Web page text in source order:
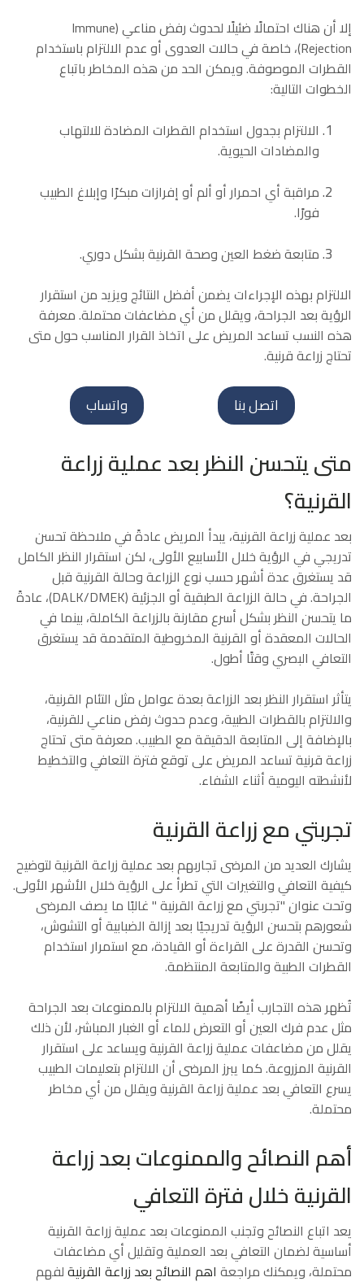
إلا أن هناك احتمالًا ضئيلًا لحدوث رفض مناعي (Immune
Rejection)، خاصة في حالات العدوى أو عدم الالتزام باستخدام
القطرات الموصوفة. ويمكن الحد من هذه المخاطر باتباع
الخطوات التالية:
الالتزام بجدول استخدام القطرات المضادة للالتهاب
والمضادات الحيوية.
مراقبة أي احمرار أو ألم أو إفرازات مبكرًا وإبلاغ الطبيب
فورًا.
متابعة ضغط العين وصحة القرنية بشكل دوري.
الالتزام بهذه الإجراءات يضمن أفضل النتائج ويزيد من استقرار
الرؤية بعد الجراحة، ويقلل من أي مضاعفات محتملة. معرفة
هذه النسب تساعد المريض على اتخاذ القرار المناسب حول متى
تحتاج زراعة قرنية.
اتصل بنا واتساب
متى يتحسن النظر بعد عملية زراعة
القرنية؟
بعد عملية زراعة القرنية، يبدأ المريض عادةً في ملاحظة تحسن
تدريجي في الرؤية خلال الأسابيع الأولى، لكن استقرار النظر الكامل
قد يستغرق عدة أشهر حسب نوع الزراعة وحالة القرنية قبل
الجراحة. في حالة الزراعة الطبقية أو الجزئية (DALK/DMEK)، عادةً
ما يتحسن النظر بشكل أسرع مقارنة بالزراعة الكاملة، بينما في
الحالات المعقدة أو القرنية المخروطية المتقدمة قد يستغرق
التعافي البصري وقتًا أطول.
يتأثر استقرار النظر بعد الزراعة بعدة عوامل مثل التئام القرنية،
والالتزام بالقطرات الطبية، وعدم حدوث رفض مناعي للقرنية،
بالإضافة إلى المتابعة الدقيقة مع الطبيب. معرفة متى تحتاج
زراعة قرنية تساعد المريض على توقع فترة التعافي والتخطيط
لأنشطته اليومية أثناء الشفاء.
تجربتي مع زراعة القرنية
يشارك العديد من المرضى تجاربهم بعد عملية زراعة القرنية لتوضيح
كيفية التعافي والتغيرات التي تطرأ على الرؤية خلال الأشهر الأولى.
وتحت عنوان "تجربتي مع زراعة القرنية " غالبًا ما يصف المرضى
شعورهم بتحسن الرؤية تدريجيًا بعد إزالة الضبابية أو التشوش،
وتحسن القدرة على القراءة أو القيادة، مع استمرار استخدام
القطرات الطبية والمتابعة المنتظمة.
تُظهر هذه التجارب أيضًا أهمية الالتزام بالممنوعات بعد الجراحة
مثل عدم فرك العين أو التعرض للماء أو الغبار المباشر، لأن ذلك
يقلل من مضاعفات عملية زراعة القرنية ويساعد على استقرار
القرنية المزروعة. كما يبرز المرضى أن الالتزام بتعليمات الطبيب
يسرع التعافي بعد عملية زراعة القرنية ويقلل من أي مخاطر
محتملة.
أهم النصائح والممنوعات بعد زراعة
القرنية خلال فترة التعافي
يعد اتباع النصائح وتجنب الممنوعات بعد عملية زراعة القرنية
أساسية لضمان التعافي بعد العملية وتقليل أي مضاعفات
محتملة، ويمكنك مراجعة اهم النصائح بعد زراعة القرنيةلفهم